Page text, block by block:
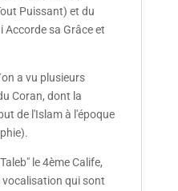
Puissant) et du
Accorde sa Grâce et
a vu plusieurs
Coran, dont la
de l'Islam à l'époque
le 4ème Calife,
vocalisation qui sont